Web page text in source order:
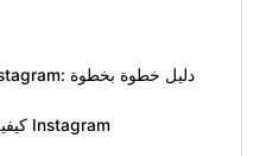
كيفية إنشاء مجموعات في Instagram: دليل خطوة بخطوة
كيفية البحث عن المجموعات على Instagram